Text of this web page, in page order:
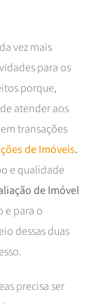
vez mais
para os
porque,
atender aos
transações
de Imóveis.
e qualidade
de Imóvel
e para o
dessas duas
precisa ser